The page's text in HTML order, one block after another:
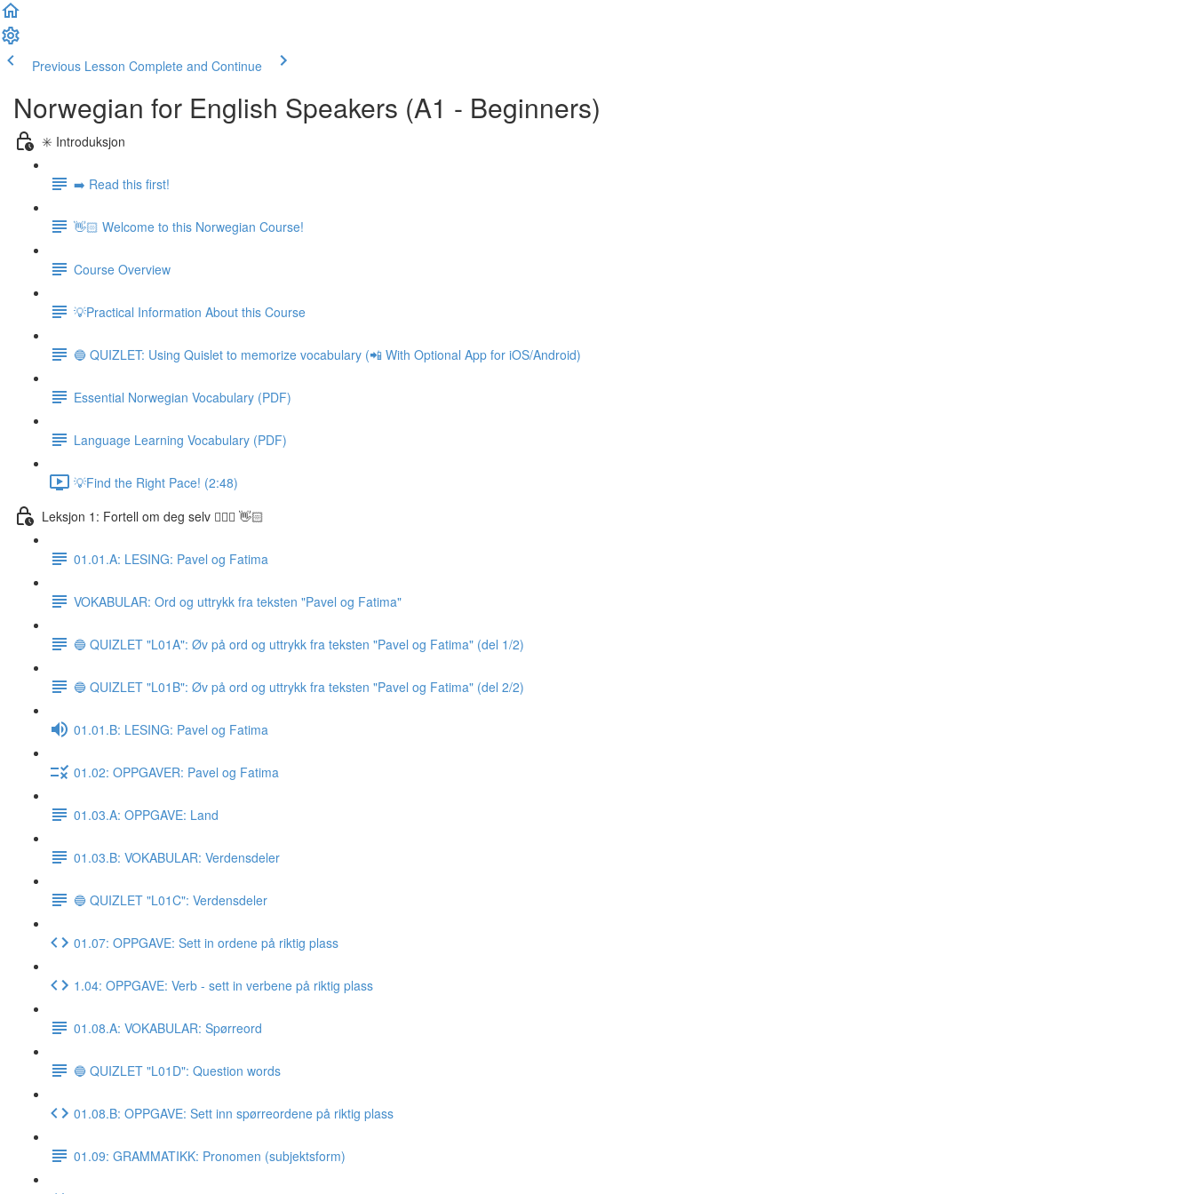
Previous Lesson Complete and Continue
Norwegian for English Speakers (A1 - Beginners)
✳️ Introduksjon
➡️ Read this first!
👋🏻 Welcome to this Norwegian Course!
Course Overview
💡Practical Information About this Course
🔵 QUIZLET: Using Quislet to memorize vocabulary (📲 With Optional App for iOS/Android)
Essential Norwegian Vocabulary (PDF)
Language Learning Vocabulary (PDF)
💡Find the Right Pace! (2:48)
Leksjon 1: Fortell om deg selv 🙋🏽‍♀️ 👋🏻
01.01.A: LESING: Pavel og Fatima
VOKABULAR: Ord og uttrykk fra teksten "Pavel og Fatima"
🔵 QUIZLET "L01A": Øv på ord og uttrykk fra teksten "Pavel og Fatima" (del 1/2)
🔵 QUIZLET "L01B": Øv på ord og uttrykk fra teksten "Pavel og Fatima" (del 2/2)
01.01.B: LESING: Pavel og Fatima
01.02: OPPGAVER: Pavel og Fatima
01.03.A: OPPGAVE: Land
01.03.B: VOKABULAR: Verdensdeler
🔵 QUIZLET "L01C": Verdensdeler
01.07: OPPGAVE: Sett in ordene på riktig plass
1.04: OPPGAVE: Verb - sett in verbene på riktig plass
01.08.A: VOKABULAR: Spørreord
🔵 QUIZLET "L01D": Question words
01.08.B: OPPGAVE: Sett inn spørreordene på riktig plass
01.09: GRAMMATIKK: Pronomen (subjektsform)